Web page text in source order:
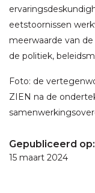
eetstoornissen
meerwaarde van de
de politiek,
Foto: de
ZIEN na de
Gepubliceerd op:
15 maart 2024